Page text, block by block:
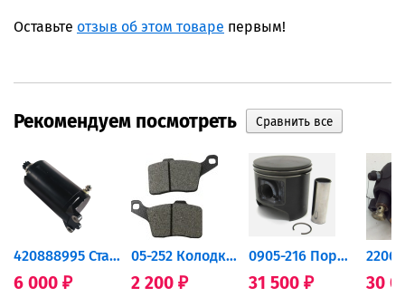
Оставьте отзыв об этом товаре первым!
Рекомендуем посмотреть
420888995 Стартер для...
6 000 ₽
05-252 Колодки тормозные...
2 200 ₽
0905-216 Поршень Arctic Cat...
31 500 ₽ 30